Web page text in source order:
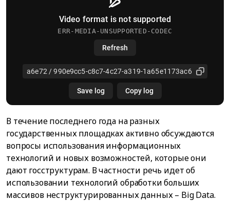
В течение последнего года на разных
государственных площадках активно обсуждаются
вопросы использования информационных
технологий и новых возможностей, которые они
дают госструктурам. В частности речь идет об
использовании технологий обработки больших
массивов неструктурированных данных – Big Data.